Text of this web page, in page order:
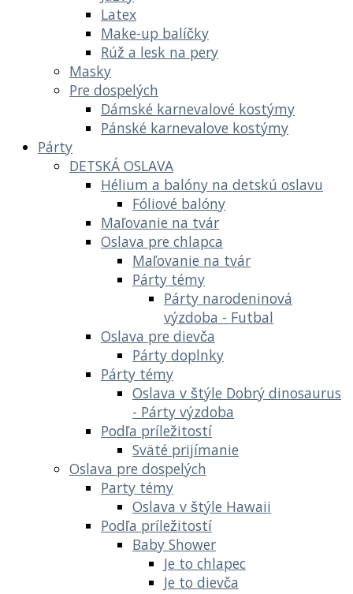
Latex
Make-up balíčky
Rúž a lesk na pery
Masky
Pre dospelých
Dámské karnevalové kostýmy
Pánské karnevalove kostýmy
Párty
DETSKÁ OSLAVA
Hélium a balóny na detskú oslavu
Fóliové balóny
Maľovanie na tvár
Oslava pre chlapca
Maľovanie na tvár
Párty témy
Párty narodeninová
výzdoba - Futbal
Oslava pre dievča
Párty doplnky
Párty témy
Oslava v štýle Dobrý dinosaurus
- Párty výzdoba
Podľa príležitostí
Sväté prijímanie
Oslava pre dospelých
Party témy
Oslava v štýle Hawaii
Podľa príležitostí
Baby Shower
Je to chlapec
Je to dievča